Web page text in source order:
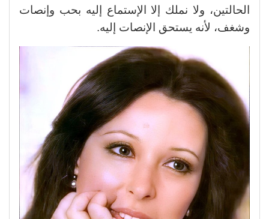
الحالتين، ولا نملك إلا الإستماع إليه بحب وإنصات
وشغف، لأنه يستحق الإنصات إليه.